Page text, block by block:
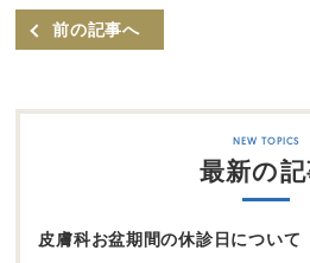
前の記事へ
最新の
皮膚科お盆期間の休診日について